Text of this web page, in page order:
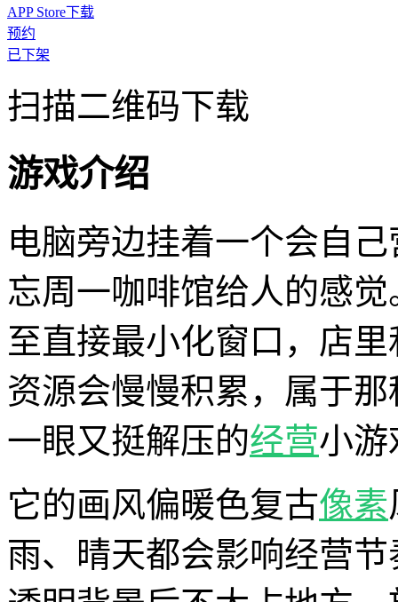
APP Store下载
预约
已下架
扫描二维码下载
游戏介绍
电脑旁边挂着一个会自
忘周一咖啡馆给人的感
至直接最小化窗口，店
资源会慢慢积累，属于
一眼又挺解压的经营小游
它的画风偏暖色复古像素
雨、晴天都会影响经营